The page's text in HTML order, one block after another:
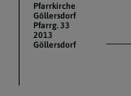
Pfarrkirche
Göllersdorf
Pfarrg. 33
2013
Göllersdorf